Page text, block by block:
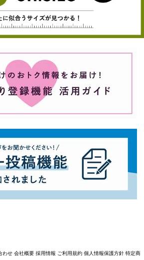
わせ 会社概要 採用情報 ご利用規約 個人情報保護方針 特定商